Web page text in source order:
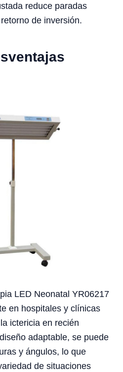
reduce paradas
de inversión.
LED Neonatal YR06217
en hospitales y clínicas
ictericia en recién
adaptable, se puede
y ángulos, lo que
de situaciones